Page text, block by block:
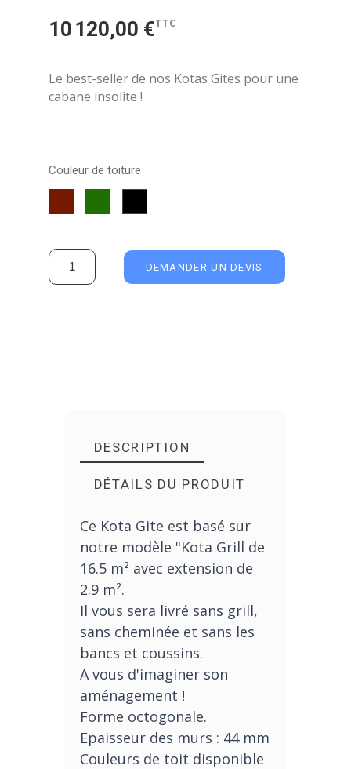
10 120,00 €TTC
Le best-seller de nos Kotas Gites pour une
cabane insolite !
Couleur de toiture
RougeVert
Noir
DEMANDER UN DEVIS
DESCRIPTION
DÉTAILS DU PRODUIT
Ce Kota Gite est basé sur
notre modèle "Kota Grill de
16.5 m² avec extension de
2.9 m².
Il vous sera livré sans grill,
sans cheminée et sans les
bancs et coussins.
A vous d'imaginer son
aménagement !
Forme octogonale.
Epaisseur des murs : 44 mm
Couleurs de toit disponible